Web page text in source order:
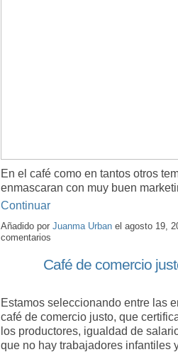
En el café como en tantos otros
enmascaran con muy buen
Continuar
Añadido por Juanma Urban el agosto 19,
comentarios
Café de comercio
Estamos seleccionando entre las
café de comercio justo, que
los productores, igualdad de
que no hay trabajadores infantiles